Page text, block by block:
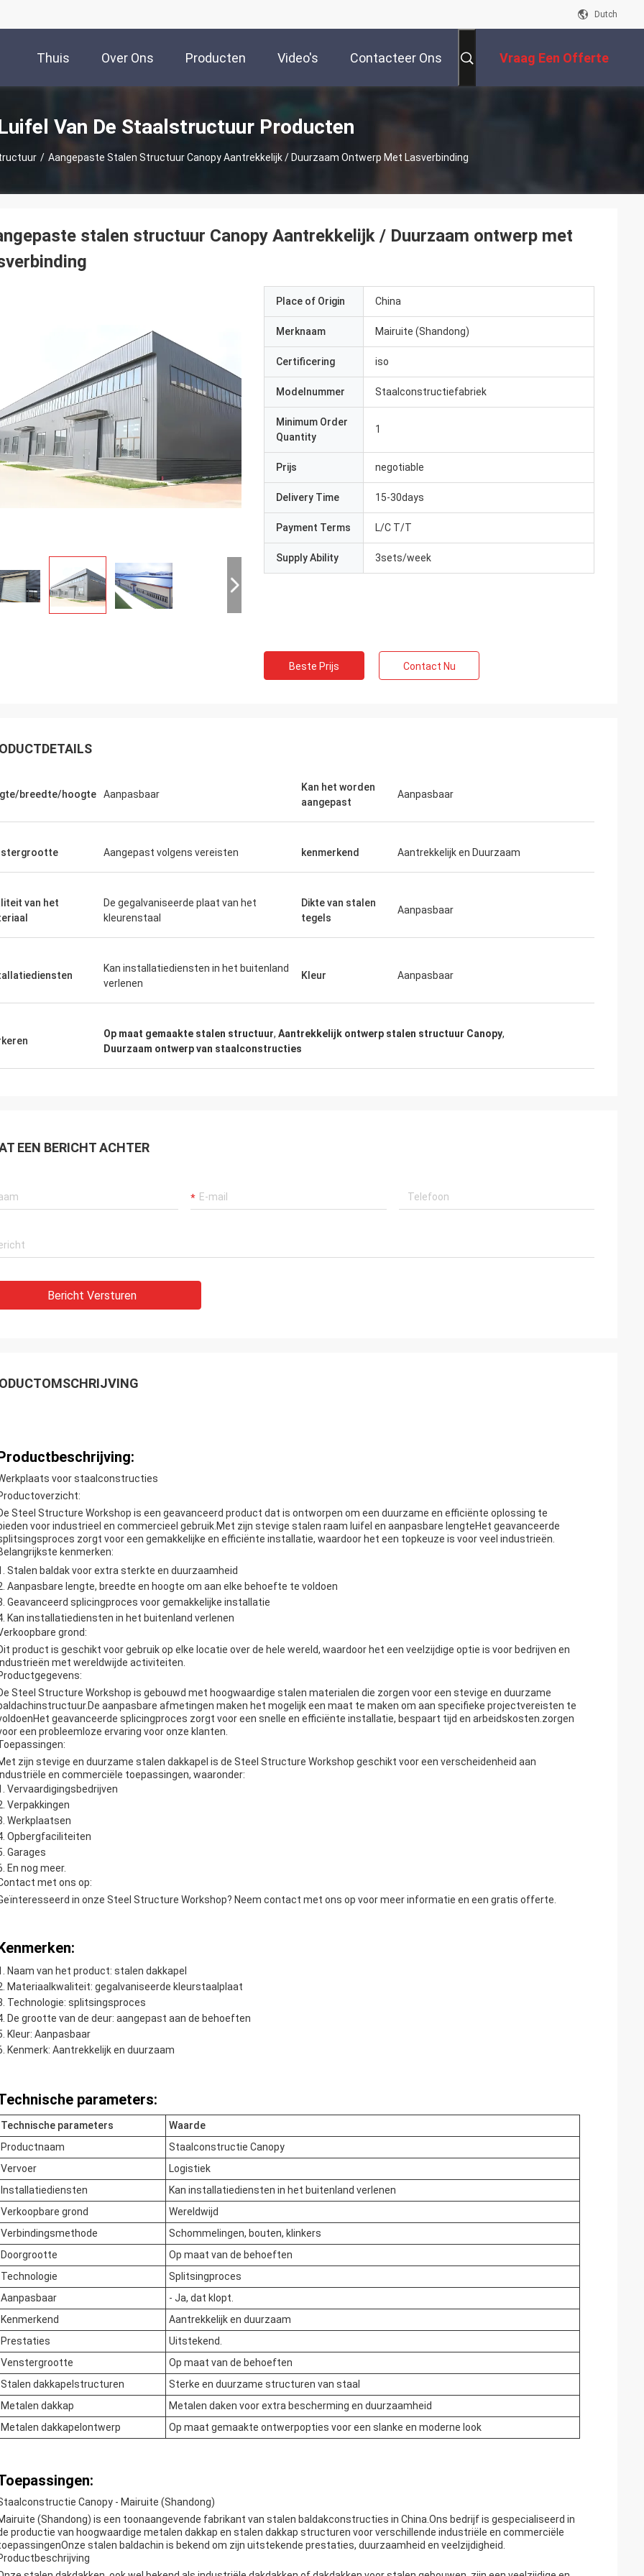
Dutch
Thuis Over Ons Producten Video's Contacteer Ons Vraag Een Offerte
Van De Staalstructuur Producten
/ Aangepaste Stalen Structuur Canopy Aantrekkelijk / Duurzaam Ontwerp Met Lasverbinding
stalen structuur Canopy Aantrekkelijk / Duurzaam ontwerp met
Place of Origin China
Merknaam Mairuite (Shandong)
Certificering iso
Modelnummer Staalconstructiefabriek
Minimum Order
Quantity
1
Prijs negotiable
Delivery Time 15-30days
Payment Terms L/C T/T
Supply Ability 3sets/week
Beste Prijs Contact Nu
breedte/hoogte Aanpasbaar
Kan het worden
aangepast
Aanpasbaar
Aangepast volgens vereisten kenmerkend Aantrekkelijk en Duurzaam
van het
De gegalvaniseerde plaat van het
kleurenstaal
Dikte van stalen
tegels
Aanpasbaar
Kan installatiediensten in het buitenland
verlenen
Kleur Aanpasbaar
Op maat gemaakte stalen structuur, Aantrekkelijk ontwerp stalen structuur Canopy,
Duurzaam ontwerp van staalconstructies
EEN BERICHT ACHTER
Bericht Versturen
voor staalconstructies
Steel Structure Workshop is een geavanceerd product dat is ontworpen om een duurzame en efficiënte oplossing te
voor industrieel en commercieel gebruik.Met zijn stevige stalen raam luifel en aanpasbare lengteHet geavanceerde
zorgt voor een gemakkelijke en efficiënte installatie, waardoor het een topkeuze is voor veel industrieën.
kenmerken:
Stalen baldak voor extra sterkte en duurzaamheid
Aanpasbare lengte, breedte en hoogte om aan elke behoefte te voldoen
Geavanceerd splicingproces voor gemakkelijke installatie
Kan installatiediensten in het buitenland verlenen
grond:
product is geschikt voor gebruik op elke locatie over de hele wereld, waardoor het een veelzijdige optie is voor bedrijven en
met wereldwijde activiteiten.
Steel Structure Workshop is gebouwd met hoogwaardige stalen materialen die zorgen voor een stevige en duurzame
aanpasbare afmetingen maken het mogelijk een maat te maken om aan specifieke projectvereisten te
geavanceerde splicingproces zorgt voor een snelle en efficiënte installatie, bespaart tijd en arbeidskosten.zorgen
een probleemloze ervaring voor onze klanten.
zijn stevige en duurzame stalen dakkapel is de Steel Structure Workshop geschikt voor een verscheidenheid aan
en commerciële toepassingen, waaronder:
Vervaardigingsbedrijven
Verpakkingen
Werkplaatsen
Opbergfaciliteiten
Garages
En nog meer.
met ons op:
in onze Steel Structure Workshop? Neem contact met ons op voor meer informatie en een gratis offerte.
Naam van het product: stalen dakkapel
Materiaalkwaliteit: gegalvaniseerde kleurstaalplaat
Technologie: splitsingsproces
De grootte van de deur: aangepast aan de behoeften
Kleur: Aanpasbaar
Kenmerk: Aantrekkelijk en duurzaam
parameters:
Technische parameters
Waarde
Productnaam
Staalconstructie Canopy
Vervoer
Logistiek
Installatiediensten
Kan installatiediensten in het buitenland verlenen
Verkoopbare grond
Wereldwijd
Verbindingsmethode
Schommelingen, bouten, klinkers
Doorgrootte
Op maat van de behoeften
Technologie
Splitsingproces
Aanpasbaar
- Ja, dat klopt.
Kenmerkend
Aantrekkelijk en duurzaam
Prestaties
Uitstekend.
Venstergrootte
Op maat van de behoeften
Stalen dakkapelstructuren
Sterke en duurzame structuren van staal
Metalen dakkap
Metalen daken voor extra bescherming en duurzaamheid
Metalen dakkapelontwerp
Op maat gemaakte ontwerpopties voor een slanke en moderne look
Canopy - Mairuite (Shandong)
(Shandong) is een toonaangevende fabrikant van stalen baldakconstructies in China.Ons bedrijf is gespecialiseerd in
productie van hoogwaardige metalen dakkap en stalen dakkap structuren voor verschillende industriële en commerciële
stalen baldachin is bekend om zijn uitstekende prestaties, duurzaamheid en veelzijdigheid.